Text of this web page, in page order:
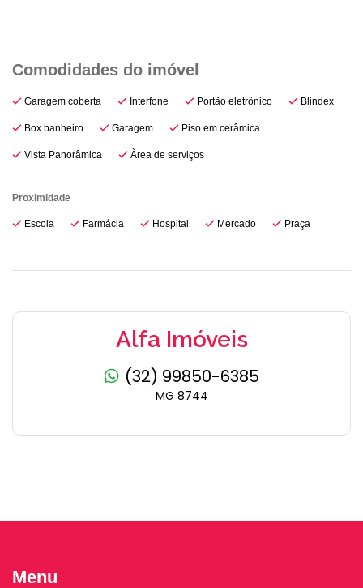
Garagem coberta Interfone Portão eletrônico Blindex
Box banheiro Garagem Piso em cerâmica
Vista Panorâmica Àrea de serviços
Proximidade
Escola Farmácia Hospital Mercado Praça
Alfa Imóveis
(32) 99850-6385
MG 8744
Menu